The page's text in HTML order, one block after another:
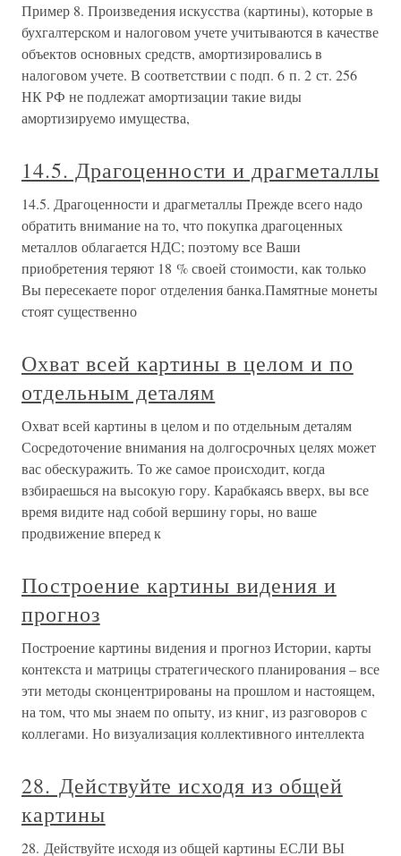
Пример 8. Произведения искусства (картины), которые в
бухгалтерском и налоговом учете учитываются в качестве
объектов основных средств, амортизировались в
налоговом учете. В соответствии с подп. 6 п. 2 ст. 256
НК РФ не подлежат амортизации такие виды
амортизируемо имущества,
14.5. Драгоценности и драгметаллы
14.5. Драгоценности и драгметаллы Прежде всего надо
обратить внимание на то, что покупка драгоценных
металлов облагается НДС; поэтому все Ваши
приобретения теряют 18 % своей стоимости, как только
Вы пересекаете порог отделения банка.Памятные монеты
стоят существенно
Охват всей картины в целом и по
отдельным деталям
Охват всей картины в целом и по отдельным деталям
Сосредоточение внимания на долгосрочных целях может
вас обескуражить. То же самое происходит, когда
взбираешься на высокую гору. Карабкаясь вверх, вы все
время видите над собой вершину горы, но ваше
продвижение вперед к
Построение картины видения и
прогноз
Построение картины видения и прогноз Истории, карты
контекста и матрицы стратегического планирования – все
эти методы сконцентрированы на прошлом и настоящем,
на том, что мы знаем по опыту, из книг, из разговоров с
коллегами. Но визуализация коллективного интеллекта
28. Действуйте исходя из общей
картины
28. Действуйте исходя из общей картины ЕСЛИ ВЫ